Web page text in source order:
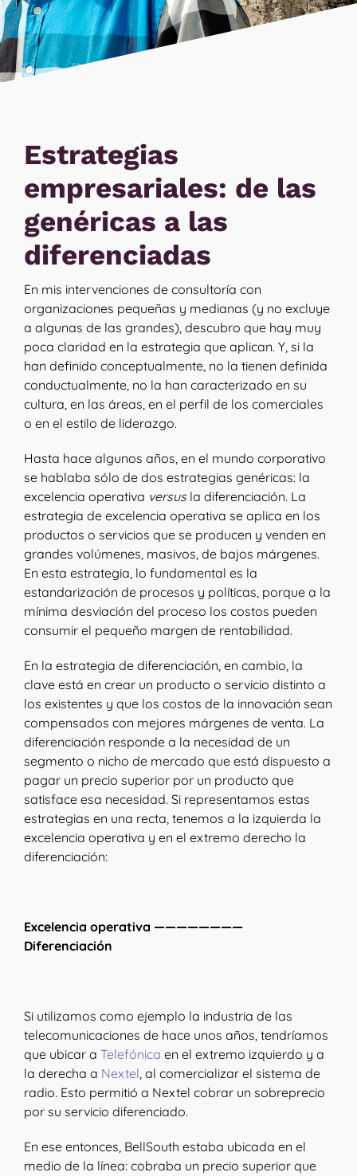
Estrategias
empresariales: de las
genéricas a las
diferenciadas
En mis intervenciones de consultoría con
organizaciones pequeñas y medianas (y no excluye
a algunas de las grandes), descubro que hay muy
poca claridad en la estrategia que aplican. Y, si la
han definido conceptualmente, no la tienen definida
conductualmente, no la han caracterizado en su
cultura, en las áreas, en el perfil de los comerciales
o en el estilo de liderazgo.
Hasta hace algunos años, en el mundo corporativo
se hablaba sólo de dos estrategias genéricas: la
excelencia operativa versusla diferenciación. La
estrategia de excelencia operativa se aplica en los
productos o servicios que se producen y venden en
grandes volúmenes, masivos, de bajos márgenes.
En esta estrategia, lo fundamental es la
estandarización de procesos y políticas, porque a la
mínima desviación del proceso los costos pueden
consumir el pequeño margen de rentabilidad.
En la estrategia de diferenciación, en cambio, la
clave está en crear un producto o servicio distinto a
los existentes y que los costos de la innovación sean
compensados con mejores márgenes de venta. La
diferenciación responde a la necesidad de un
segmento o nicho de mercado que está dispuesto a
pagar un precio superior por un producto que
satisface esa necesidad. Si representamos estas
estrategias en una recta, tenemos a la izquierda la
excelencia operativa y en el extremo derecho la
diferenciación:
Excelencia operativa ————————
Diferenciación
Si utilizamos como ejemplo la industria de las
telecomunicaciones de hace unos años, tendríamos
que ubicar a Telefónica en el extremo izquierdo y a
la derecha a Nextel, al comercializar el sistema de
radio. Esto permitió a Nextel cobrar un sobreprecio
por su servicio diferenciado.
En ese entonces, BellSouth estaba ubicada en el
medio de la línea: cobraba un precio superior que